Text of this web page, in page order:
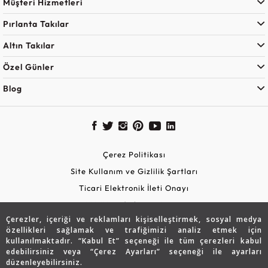
Çerezler, içeriği ve reklamları kişiselleştirmek, sosyal medya
özellikleri sağlamak ve trafiğimizi analiz etmek için
kullanılmaktadır. “Kabul Et” seçeneği ile tüm çerezleri kabul
edebilirsiniz veya “Çerez Ayarları” seçeneği ile ayarları
düzenleyebilirsiniz.
Pırlanta Takılar
Altın Takılar
Özel Günler
Blog
Çerez Politikası
Site Kullanım ve Gizlilik Şartları
Ticari Elektronik İleti Onayı
KVKK Aydınlatma Metni
Güvenli Alışveriş